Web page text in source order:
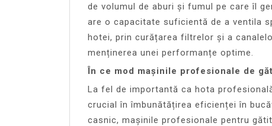
de volumul de aburi și fumul pe care îl
are o capacitate suficientă de a ventila
hotei, prin curățarea filtrelor și a
menținerea unei performanțe optime.
În ce mod mașinile profesionale de
La fel de importantă ca hota
crucial în îmbunătățirea eficienței în
casnic, mașinile profesionale pentru